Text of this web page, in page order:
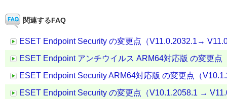
関連するFAQ
ESET Endpoint Security の変更点（V11.0.2032.1→
ESET Endpoint アンチウイルス ARM64対応版 の変更
ESET Endpoint Security ARM64対応版 の変更点（
ESET Endpoint Security の変更点（V10.1.2058.1 →